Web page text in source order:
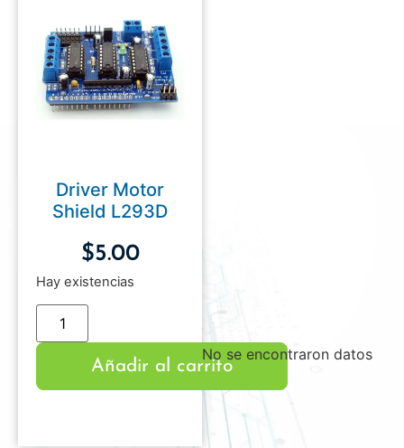
Driver Motor
Shield L293D
$5.00
Hay existencias
Añadir al carrito
No se encontraron datos